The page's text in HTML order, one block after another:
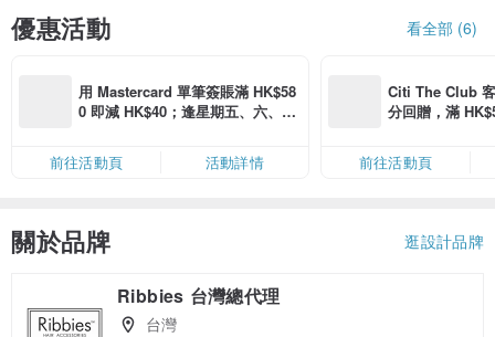
優惠活動 看全部 (6)
用 Mastercard 單筆簽賬滿 HK$58
0 即減 HK$40；逢星期五、六、日
限，額滿即止，僅限「常用信用
卡」結帳）
前往活動頁 活動詳情
Citi The Club
分回贈，滿
前往活動頁
關於品牌 逛設計品牌
Ribbies 台灣總代理
台灣